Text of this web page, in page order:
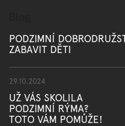
PODZIMNÍ
ZABAVIT DĚTI
29.10.2024
UŽ VÁS SKOLILA
PODZIMNÍ RÝMA?
TOTO VÁM POMŮŽE!